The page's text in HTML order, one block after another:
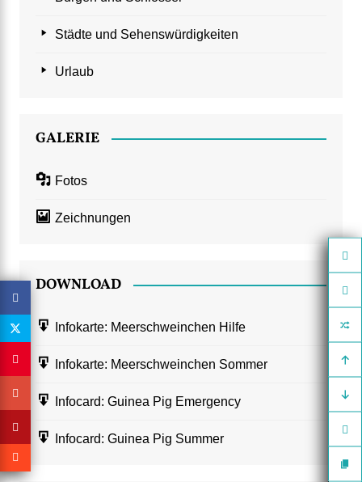
Städte und Sehenswürdigkeiten
Urlaub
GALERIE
Fotos
Zeichnungen
DOWNLOAD
Infokarte: Meerschweinchen Hilfe
Infokarte: Meerschweinchen Sommer
Infocard: Guinea Pig Emergency
Infocard: Guinea Pig Summer